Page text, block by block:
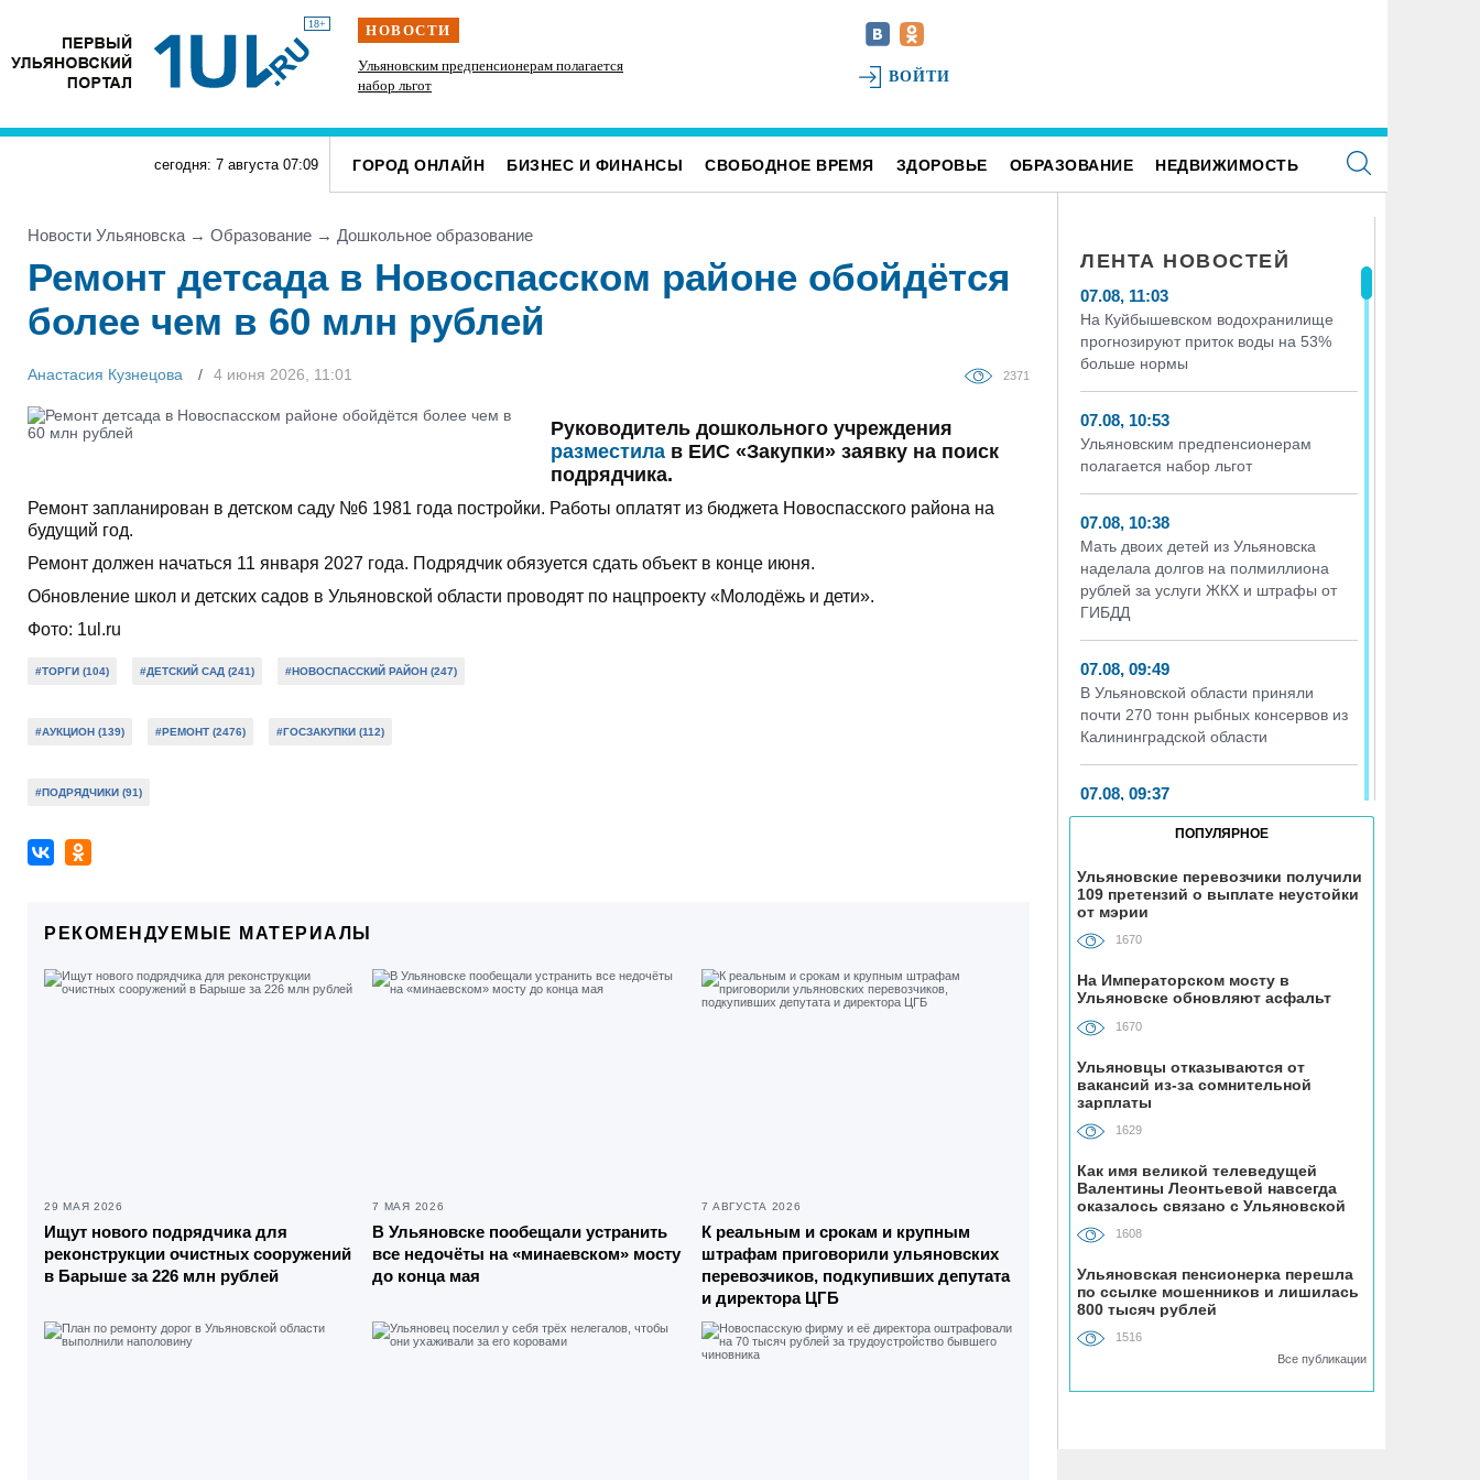
18+ НОВОСТИ
На Куйбышевском водохранилище
прогнозируют приток воды на 53% больше
Ульяновским предпенсионерам полагается
набор льгот
В Ульяновской области приняли почти 270 тонн
рыбных консервов из Калининградской области
ВОЙТИ
сегодня: 7 августа 07:09 ГОРОД ОНЛАЙН БИЗНЕС И ФИНАНСЫ СВОБОДНОЕ ВРЕМЯ ЗДОРОВЬЕ ОБРАЗОВАНИЕ НЕДВИЖИМОСТЬ
Новости Ульяновска → Образование → Дошкольное образование
Ремонт детсада в Новоспасском районе обойдётся
более чем в 60 млн рублей
Анастасия Кузнецова 4 июня 2026, 11:01 2371
Руководитель дошкольного учреждения
разместила в ЕИС «Закупки» заявку на поиск
подрядчика.
Ремонт запланирован в детском саду №6 1981 года постройки. Работы оплатят из бюджета Новоспасского района на
будущий год.
Ремонт должен начаться 11 января 2027 года. Подрядчик обязуется сдать объект в конце июня.
Обновление школ и детских садов в Ульяновской области проводят по нацпроекту «Молодёжь и дети».
Фото: 1ul.ru
#ТОРГИ (104) #ДЕТСКИЙ САД (241) #НОВОСПАССКИЙ РАЙОН (247)
#АУКЦИОН (139) #РЕМОНТ (2476) #ГОСЗАКУПКИ (112)
#ПОДРЯДЧИКИ (91)
РЕКОМЕНДУЕМЫЕ МАТЕРИАЛЫ
29 МАЯ 2026
Ищут нового подрядчика для
реконструкции очистных сооружений
в Барыше за 226 млн рублей
7 МАЯ 2026
В Ульяновске пообещали устранить
все недочёты на «минаевском» мосту
до конца мая
7 АВГУСТА 2026
К реальным и срокам и крупным
штрафам приговорили ульяновских
перевозчиков, подкупивших депутата
и директора ЦГБ
ЛЕНТА НОВОСТЕЙ
07.08, 11:03
На Куйбышевском водохранилище
прогнозируют приток воды на 53%
больше нормы
07.08, 10:53
Ульяновским предпенсионерам
полагается набор льгот
07.08, 10:38
Мать двоих детей из Ульяновска
наделала долгов на полмиллиона
рублей за услуги ЖКХ и штрафы от
ГИБДД
07.08, 09:49
В Ульяновской области приняли
почти 270 тонн рыбных консервов из
Калининградской области
07.08, 09:37
В заброшенных садах в
Железнодорожном районе
07.08, 09:11
Оборудование в медпункт
вмешательства прокуратуры
07.08, 08:57
К реальным и срокам и крупным
штрафам приговорили ульяновских
перевозчиков, подкупивших депутата
и директора ЦГБ
06.08, 19:40
Подросток на питбайке сшиб двух 15-
летних велосипедисток в Павловке
06.08, 19:00
На ульяновской трассе «Хонда»
врезалась в фуру во время разворота
06.08, 18:29
ПОПУЛЯРНОЕ
Ульяновские перевозчики получили
109 претензий о выплате неустойки
от мэрии
1670
На Императорском мосту в
Ульяновске обновляют асфальт
1670
Ульяновцы отказываются от
вакансий из-за сомнительной
зарплаты
1629
Как имя великой телеведущей
Валентины Леонтьевой навсегда
оказалось связано с Ульяновской
областью
1608
Ульяновская пенсионерка перешла
по ссылке мошенников и лишилась
800 тысяч рублей
1516
Все публикации